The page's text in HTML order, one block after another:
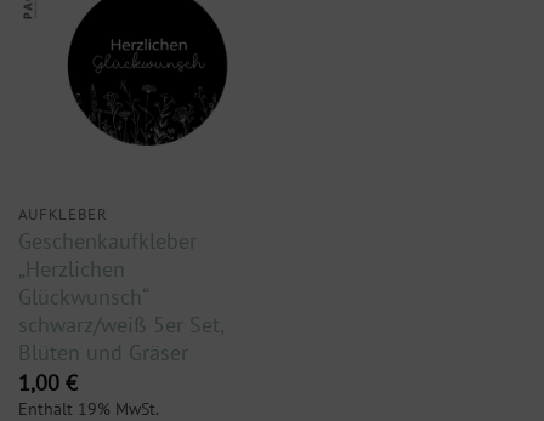
AUFKLEBER
Geschenkaufkleber
„Herzlichen
Glückwunsch“
schwarz/weiß 5er Set,
Blüten und Gräser
1,00 €
Enthält 19% MwSt.